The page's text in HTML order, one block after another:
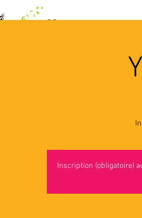
Inscription (obligatoire)